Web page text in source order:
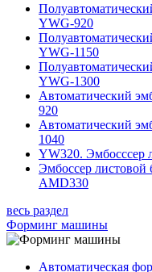
YWG-920
YWG-1150
YWG-1300
Автоматический
920
Автоматический
1040
YW320. Эмбосссер
Эмбоссер
AMD330
весь раздел
Форминг машины
Автоматическая